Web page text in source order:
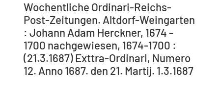
Wochentliche Ordinari-Reichs-
Post-Zeitungen. Altdorf-Weingarten
: Johann Adam Herckner, 1674 -
1700 nachgewiesen, 1674-1700 :
(21.3.1687) Exttra-Ordinari, Numero
12. Anno 1687. den 21. Martij. 1.3.1687